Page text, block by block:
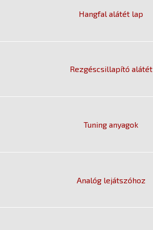
Hangfal alátét lap
Rezgéscsillapító alátét
Tuning anyagok
Analóg lejátszóhoz